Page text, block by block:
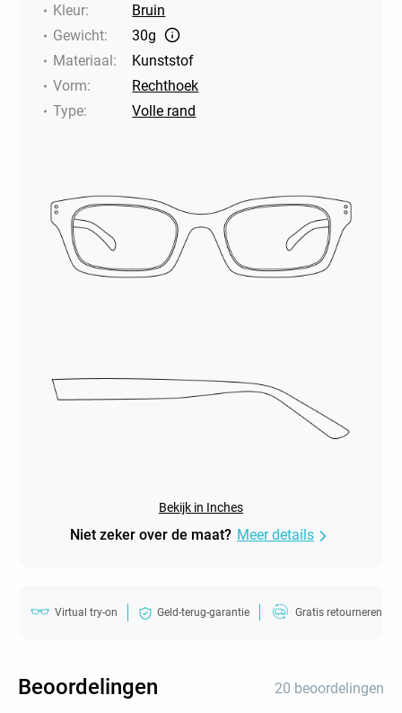
Kleur:
Bruin
Gewicht:
30g
Materiaal:
Kunststof
Vorm:
Rechthoek
Type: Volle rand
Bekijk in Inches
Niet zeker over de maat? Meer details
Virtual try-on Geld-terug-garantie Gratis retourneren
Beoordelingen 20 beoordelingen